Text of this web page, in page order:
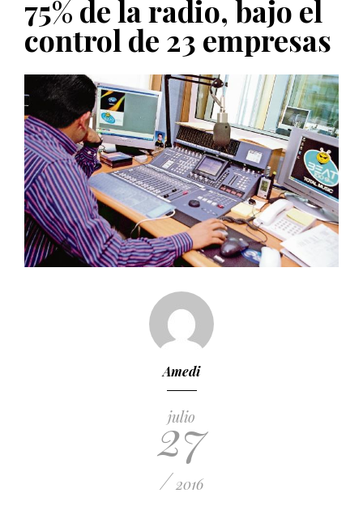
PUBLICADO EL 5 ENERO, 2023
75% de la radio, bajo el
control de 23 empresas
Amedi
julio
27
/ 2016